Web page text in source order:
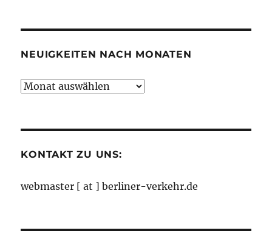
NEUIGKEITEN NACH MONATEN
Neuigkeiten
KONTAKT ZU UNS:
webmaster [ at ] berliner-verkehr.de